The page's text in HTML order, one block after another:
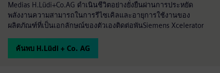
Medias H.Lüdi+Co.AG ดำเนินชีวิตอย่างยั่งยืนผ่านการประหยัด
พลังงานความสามารถในการรีไซเคิลและอายุการใช้งานของ
ผลิตภัณฑ์ที่เป็นเอกลักษณ์ของตัวเองติดต่อพันSiemens Xcelerator
ค้นพบ H.Lüdi + Co. AG